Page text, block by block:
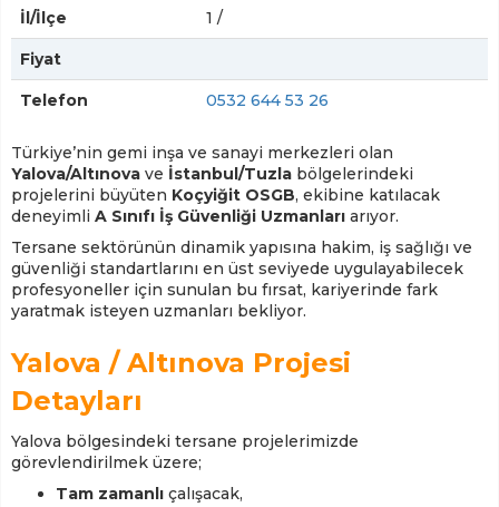
İl/İlçe 1 /
Fiyat
Telefon 0532 644 53 26
Türkiye’nin gemi inşa ve sanayi merkezleri olan
Yalova/Altınova ve İstanbul/Tuzla bölgelerindeki
projelerini büyüten Koçyiğit OSGB, ekibine katılacak
deneyimli A Sınıfı İş Güvenliği Uzmanları arıyor.
Tersane sektörünün dinamik yapısına hakim, iş sağlığı ve
güvenliği standartlarını en üst seviyede uygulayabilecek
profesyoneller için sunulan bu fırsat, kariyerinde fark
yaratmak isteyen uzmanları bekliyor.
Yalova / Altınova Projesi
Detayları
Yalova bölgesindeki tersane projelerimizde
görevlendirilmek üzere;
Tam zamanlı çalışacak,